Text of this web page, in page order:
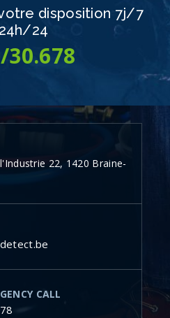
disposition 7j/7
24
30.678
22, 1420 Braine-
CALL